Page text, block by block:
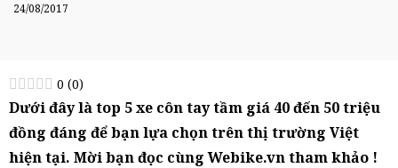
24/08/2017
0 (0)
Dưới đây là top 5 xe côn tay tầm giá 40 đến 50 triệu
đồng đáng để bạn lựa chọn trên thị trường Việt
hiện tại. Mời bạn đọc cùng Webike.vn tham khảo !